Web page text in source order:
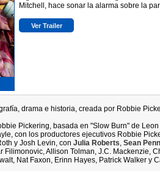
Mitchell, hace sonar la alarma sobre la
Ver Trailer
drama e historia, creada por Robbie
Pickering, basada en "Slow Burn" de
con los productores ejecutivos Robbie
y Josh Levin, con Julia Roberts, Sean Penn
Filimonovic, Allison Tolman, J.C. Mackenzie,
Nat Faxon, Erinn Hayes, Patrick Walker y